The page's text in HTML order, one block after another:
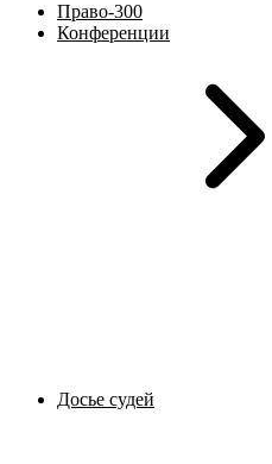
Право-300
Конференции
Досье судей